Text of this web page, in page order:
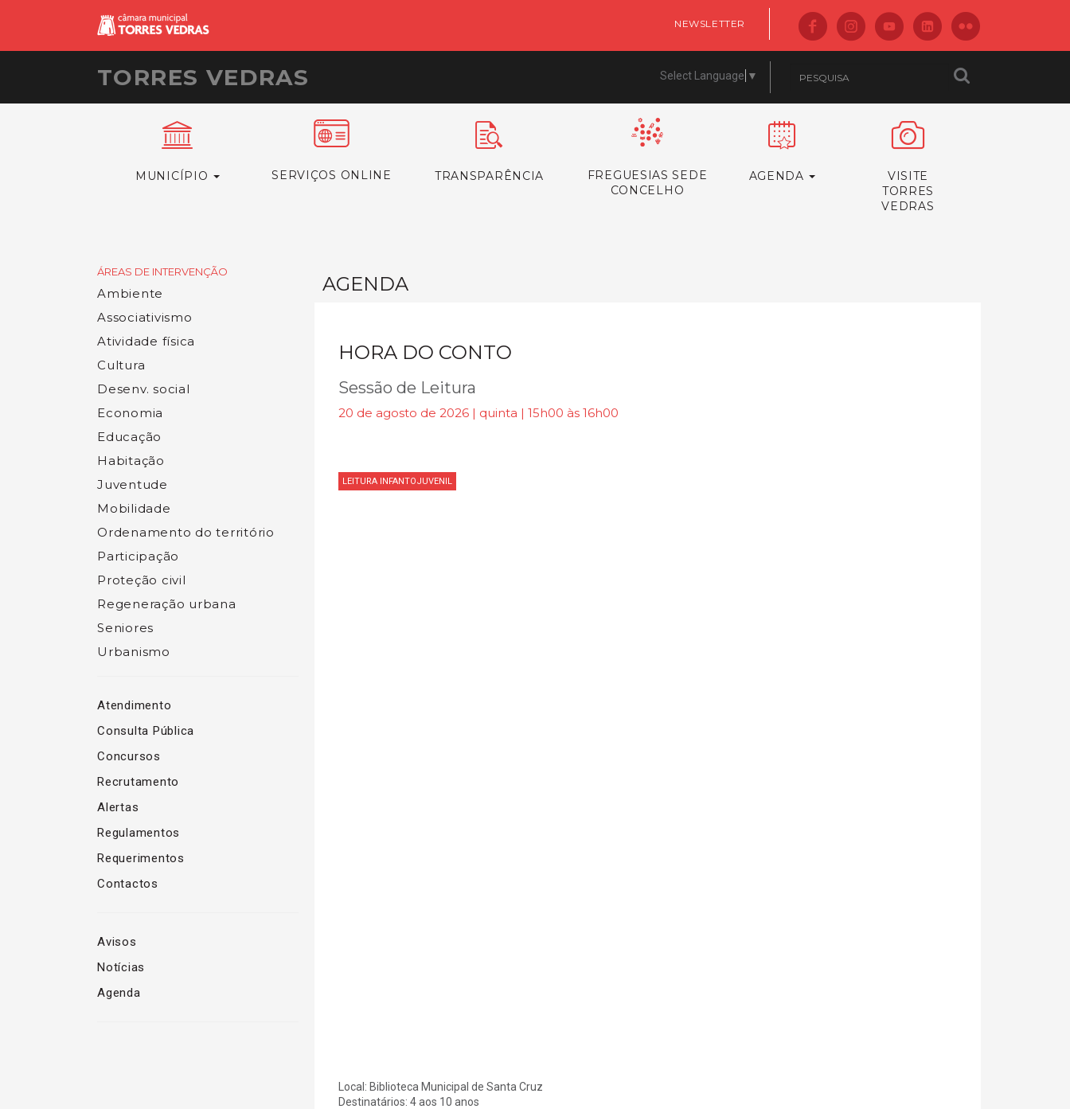
NEWSLETTER
TORRES VEDRAS Select Language ▼
MUNICÍPIO SERVIÇOS ONLINE TRANSPARÊNCIA
FREGUESIAS SEDE
CONCELHO
AGENDA
VISITE
TORRES
VEDRAS
ÁREAS DE INTERVENÇÃO
Ambiente
Associativismo
Atividade física
Cultura
Desenv. social
Economia
Educação
Habitação
Juventude
Mobilidade
Ordenamento do território
Participação
Proteção civil
Regeneração urbana
Seniores
Urbanismo
Atendimento
Consulta Pública
Concursos
Recrutamento
Alertas
Regulamentos
Requerimentos
Contactos
Avisos
Notícias
Agenda
AGENDA
HORA DO CONTO
Sessão de Leitura
20 de agosto de 2026 | quinta | 15h00 às 16h00
LEITURA INFANTOJUVENIL
Local: Biblioteca Municipal de Santa Cruz
Destinatários: 4 aos 10 anos